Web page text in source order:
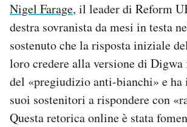
Nigel Farage, il leader di Reform
destra sovranista da mesi in testa
sostenuto che la risposta iniziale
loro credere alla versione di Digwa
del «pregiudizio anti-bianchi» e ha
suoi sostenitori a rispondere con
Questa retorica online è stata